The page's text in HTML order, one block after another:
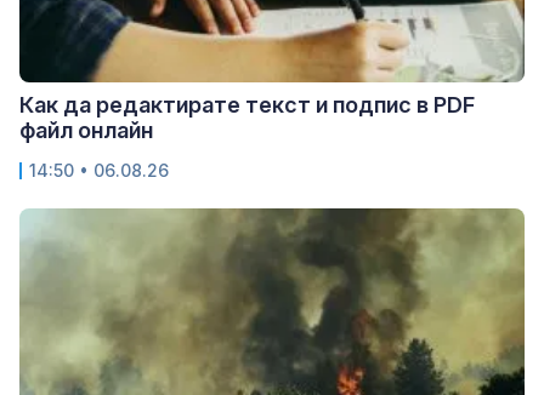
Как да редактирате текст и подпис в PDF
файл онлайн
14:50 • 06.08.26